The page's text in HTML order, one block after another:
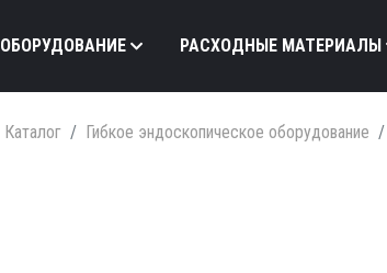
ОБОРУДОВАНИЕ РАСХОДНЫЕ МАТЕРИАЛЫ
Каталог Гибкое эндоскопическое оборудование